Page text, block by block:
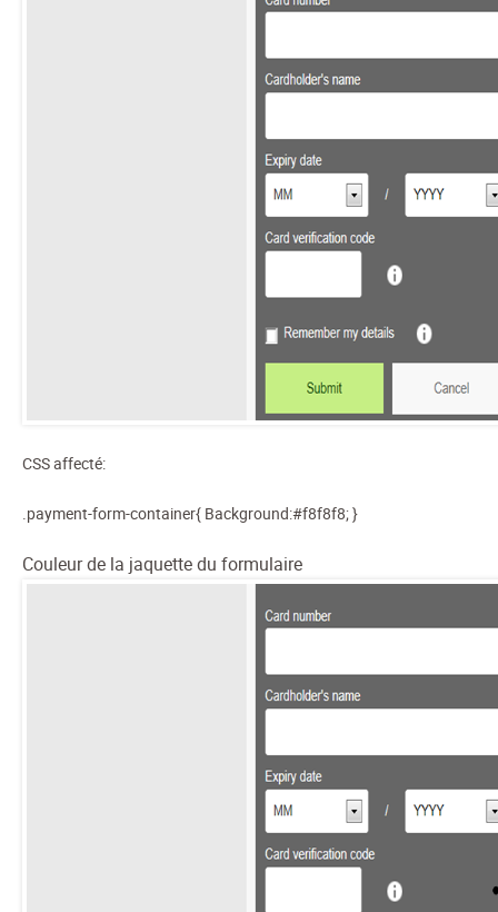
CSS affecté:
.payment-form-container{ Background:#f8f8f8; }
Couleur de la jaquette du formulaire